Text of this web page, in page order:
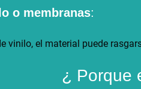
o membranas:
vinilo, el material puede
¿ Porque